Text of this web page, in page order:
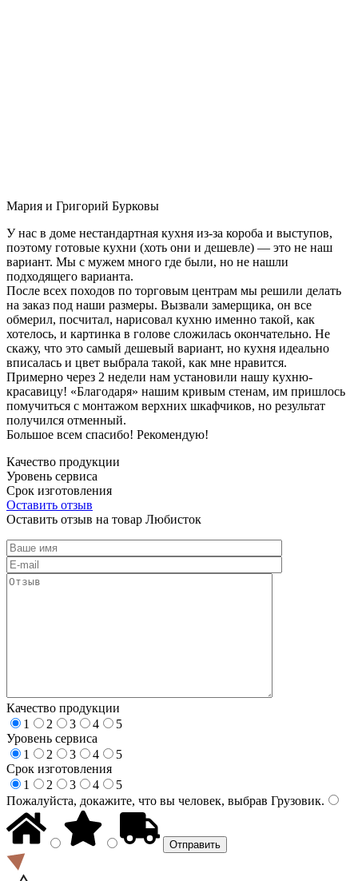
Мария и Григорий Бурковы
У нас в доме нестандартная кухня из-за короба и выступов,
поэтому готовые кухни (хоть они и дешевле) — это не наш
вариант. Мы с мужем много где были, но не нашли
подходящего варианта.
После всех походов по торговым центрам мы решили делать
на заказ под наши размеры. Вызвали замерщика, он все
обмерил, посчитал, нарисовал кухню именно такой, как
хотелось, и картинка в голове сложилась окончательно. Не
скажу, что это самый дешевый вариант, но кухня идеально
вписалась и цвет выбрала такой, как мне нравится.
Примерно через 2 недели нам установили нашу кухню-
красавицу! «Благодаря» нашим кривым стенам, им пришлось
помучиться с монтажом верхних шкафчиков, но результат
получился отменный.
Большое всем спасибо! Рекомендую!
Качество продукции
Уровень сервиса
Срок изготовления
Оставить отзыв
Оставить отзыв на товар Любисток
Качество продукции
1
2 3 4
5
Уровень сервиса
1
2 3 4
5
Срок изготовления
1
2 3 4
5
Пожалуйста, докажите, что вы человек, выбрав Грузовик.